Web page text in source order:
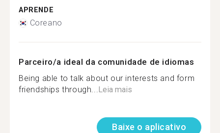
APRENDE
Coreano
Parceiro/a ideal da comunidade de idiomas
Being able to talk about our interests and form
friendships through...Leia mais
Baixe o aplicativo